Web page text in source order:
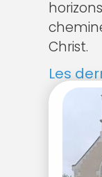
Christ.
Les